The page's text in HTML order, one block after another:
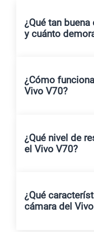
¿Qué tan
y cuánto
¿Cómo
Vivo V70?
¿Qué nivel de
el Vivo V70?
¿Qué
cámara del